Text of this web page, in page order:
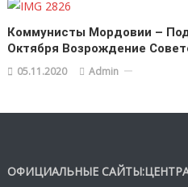
Коммунисты Мордовии –
Октября Возрождение
05.11.2020 Admin
ОФИЦИАЛЬНЫЕ